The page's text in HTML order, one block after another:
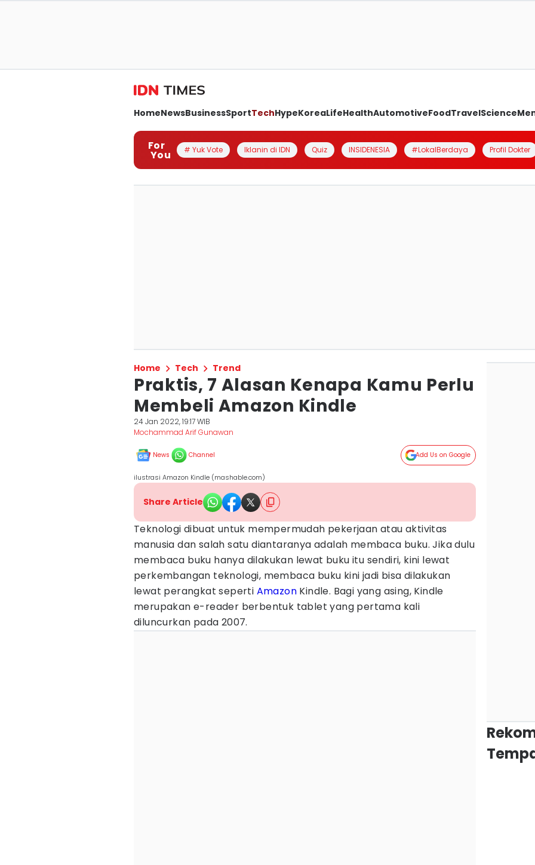
HomeNewsBusinessSportTechHypeKoreaLifeHealthAutomotiveFoodTravelScience
For
You # Yuk Vote Iklanin di IDN Quiz INSIDENESIA #LokalBerdaya Profil Dokter
Home Tech Trend
Praktis, 7 Alasan Kenapa Kamu Perlu
Membeli Amazon Kindle
24 Jan 2022, 19:17 WIB
Mochammad Arif Gunawan
News Channel Add Us on Google
ilustrasi Amazon Kindle (mashable.com)
Share Article
Teknologi dibuat untuk mempermudah pekerjaan atau aktivitas
manusia dan salah satu diantaranya adalah membaca buku. Jika dulu
membaca buku hanya dilakukan lewat buku itu sendiri, kini lewat
perkembangan teknologi, membaca buku kini jadi bisa dilakukan
lewat perangkat seperti Amazon Kindle. Bagi yang asing, Kindle
merupakan e-reader berbentuk tablet yang pertama kali
diluncurkan pada 2007.